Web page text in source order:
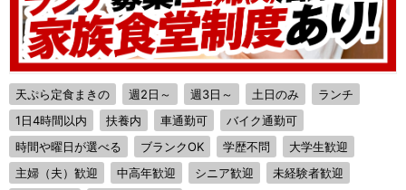
天ぷら定食まきの 週2日～ 週3日～ 土日のみ
ランチ
1日4時間以内
扶養内 車通勤可
バイク通勤可
時間や曜日が選べる
ブランクOK 学歴不問
大学生歓迎
主婦（夫）歓迎
中高年歓迎 シニア歓迎
未経験者歓迎